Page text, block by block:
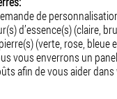
de
d’essence(s) (claire,
(verte, rose, bleue
vous enverrons un
afin de vous aider